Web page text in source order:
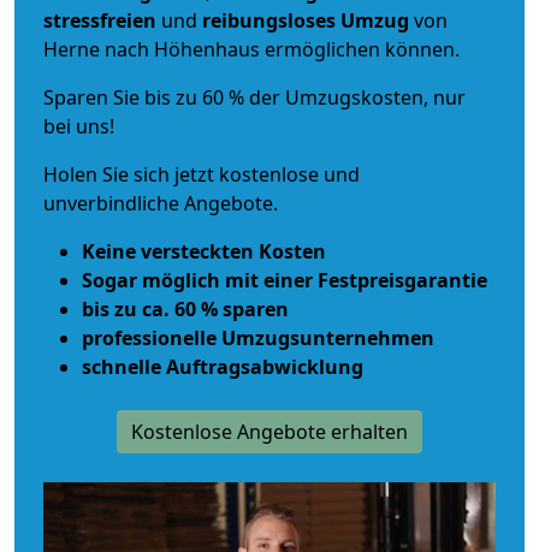
stressfreien und reibungsloses Umzug von
Herne nach Höhenhaus ermöglichen können.
Sparen Sie bis zu 60 % der Umzugskosten, nur
bei uns!
Holen Sie sich jetzt kostenlose und
unverbindliche Angebote.
Keine versteckten Kosten
Sogar möglich mit einer Festpreisgarantie
bis zu ca. 60 % sparen
professionelle Umzugsunternehmen
schnelle Auftragsabwicklung
Kostenlose Angebote erhalten